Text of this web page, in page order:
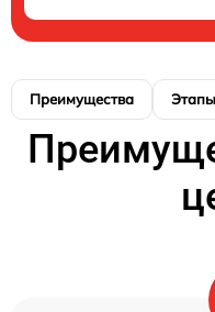
Преимущества